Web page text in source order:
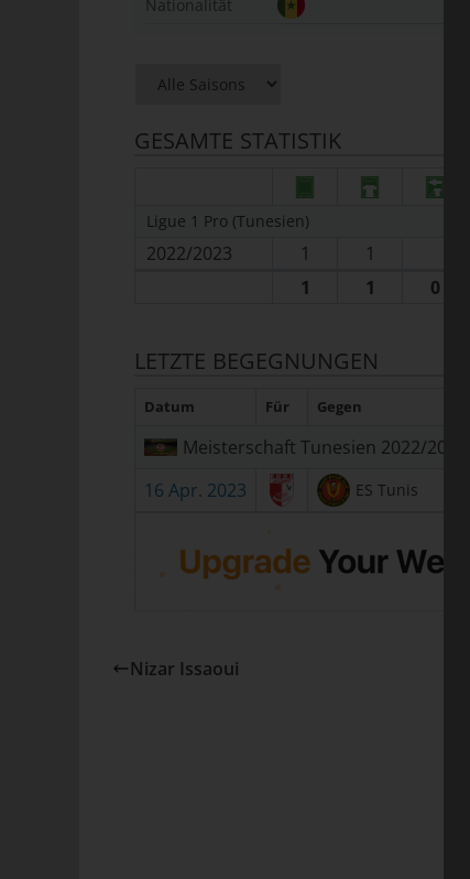
Nationalität
GESAMTE STATISTIK
Ligue 1 Pro (Tunesien)
2022/2023 1 1
1
1 0
LETZTE BEGEGNUNGEN
Datum Für Gegen
Meisterschaft Tunesien 2022/2023
16 Apr. 2023
ES Tunis
Nizar Issaoui